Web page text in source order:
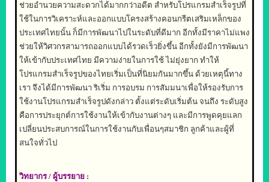
ช่วยอำนวยความสะดวกได้มากกว่าอดีต สำหรับโปรแกรมสำเร็จรูปที่
ใช้ในการวิเคราะห์และออกแบบโครงสร้างคอนกรีตเสริมเหล็กของ
ประเทศไทยนั้น ก็มีการพัฒนาไปในระดับที่ดีมาก อีกทั้งมีราคาไม่แพง
ช่วยให้วิศวกรสามารถออกแบบได้รวดเร็วยิ่งขึ้น อีกทั้งยังมีการพัฒนา
ให้เข้ากับประเทศไทย มีความง่ายในการใช้ ไม่ยุ่งยาก ทำให้
โปรแกรมสำเร็จรูปของไทยเริ่มเป็นที่นิยมกันมากขึ้น ด้วยเหตุนี้ทาง
เรา จึงได้มีการพัฒนา ริเริ่ม การอบรม การสัมมนาเพื่อให้รองรับการ
ใช้งานโปรแกรมสำเร็จรูปดังกล่าว ตั้งแต่ระดับเริ่มต้น จนถึง ระดับสูง
คือการประยุกต์การใช้งานให้เข้ากับงานต่างๆ และมีการพูดคุยแลก
เปลี่ยนประสบการณ์ในการใช้งานกับเพื่อนๆสมาชิก ลูกค้าและผู้ที่
สนใจทั่วไป
วิทยากร/ ผู้บรรยาย :